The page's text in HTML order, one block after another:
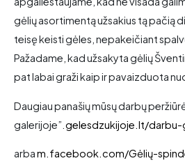
gėlių asortimentą užsakius tą pačią
teisę keisti gėles, nepakeičiant
Pažadame, kad užsakyta gėlių
pat labai graži kaip ir pavaizduota
Daugiau panašių mūsų darbų
galerijoje”. gelesdzukijoje.lt/darbu-
arbam.facebook.com/Gėlių-